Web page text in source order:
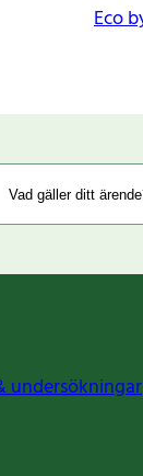
Eco
undersökningar